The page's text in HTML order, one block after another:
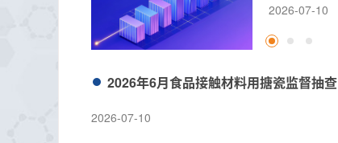
2026-07-10
2026年6月食品接触材料用搪瓷监督抽查
2026-07-10